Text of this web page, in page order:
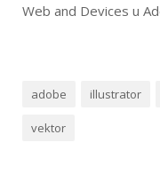
Web and Devices u
adobe illustrator
vektor